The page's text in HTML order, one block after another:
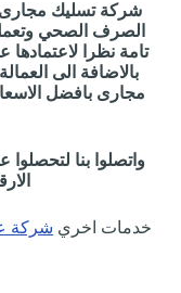
شركة تسليك
الصرف الصحي
تامة نظرا لاعتمادها
بالاضافة الى
مجارى بافضل
واتصلوا بنا
خدمات اخري شركة